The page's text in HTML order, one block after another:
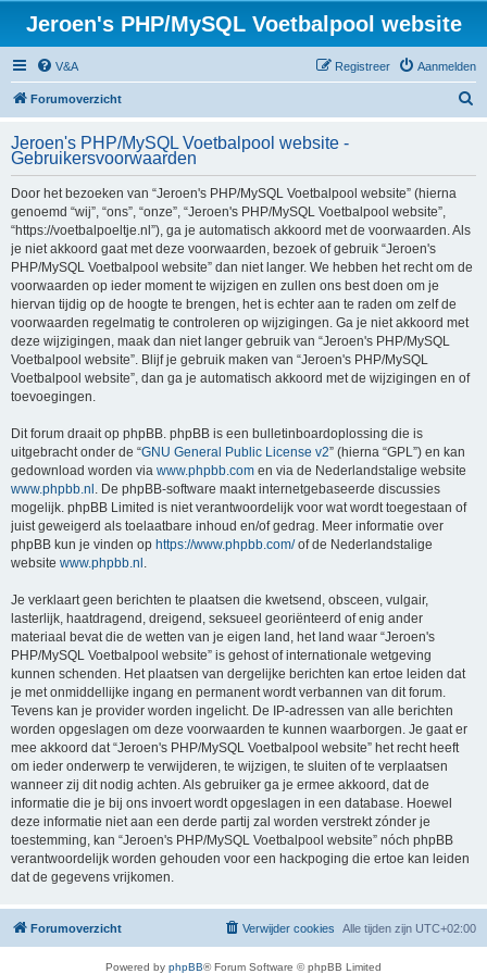
Jeroen's PHP/MySQL Voetbalpool website
V&A Aanmelden
Registreer
Forumoverzicht
k
Jeroen's PHP/MySQL Voetbalpool website -
Gebruikersvoorwaarden
Door het bezoeken van “Jeroen's PHP/MySQL Voetbalpool website” (hierna
genoemd “wij”, “ons”, “onze”, “Jeroen's PHP/MySQL Voetbalpool website”,
“https://voetbalpoeltje.nl”), ga je automatisch akkoord met de voorwaarden. Als
je niet akkoord gaat met deze voorwaarden, bezoek of gebruik “Jeroen's
PHP/MySQL Voetbalpool website” dan niet langer. We hebben het recht om de
voorwaarden op ieder moment te wijzigen en zullen ons best doen om je
hiervan tijdig op de hoogte te brengen, het is echter aan te raden om zelf de
voorwaarden regelmatig te controleren op wijzigingen. Ga je niet akkoord met
deze wijzigingen, maak dan niet langer gebruik van “Jeroen's PHP/MySQL
Voetbalpool website”. Blijf je gebruik maken van “Jeroen's PHP/MySQL
Voetbalpool website”, dan ga je automatisch akkoord met de wijzigingen en of
toevoegingen.
Dit forum draait op phpBB. phpBB is een bulletinboardoplossing die is
uitgebracht onder de “GNU General Public License v2” (hierna “GPL”) en kan
gedownload worden via www.phpbb.com en via de Nederlandstalige website
www.phpbb.nl . De phpBB-software maakt internetgebaseerde discussies
mogelijk. phpBB Limited is niet verantwoordelijk voor wat wordt toegestaan of
juist geweigerd als toelaatbare inhoud en/of gedrag. Meer informatie over
phpBB kun je vinden op https://www.phpbb.com/of de Nederlandstalige
website www.phpbb.nl .
Je verklaart geen berichten te plaatsen die kwetsend, obsceen, vulgair,
lasterlijk, haatdragend, dreigend, seksueel georiënteerd of enig ander
materiaal bevat die de wetten van je eigen land, het land waar “Jeroen's
PHP/MySQL Voetbalpool website” is gehost of internationale wetgeving
kunnen schenden. Het plaatsen van dergelijke berichten kan ertoe leiden dat
je met onmiddellijke ingang en permanent wordt verbannen van dit forum.
Tevens kan je provider worden ingelicht. De IP-adressen van alle berichten
worden opgeslagen om deze voorwaarden te kunnen waarborgen. Je gaat er
mee akkoord dat “Jeroen's PHP/MySQL Voetbalpool website” het recht heeft
om ieder onderwerp te verwijderen, te wijzigen, te sluiten of te verplaatsen
wanneer zij dit nodig achten. Als gebruiker ga je ermee akkoord, dat de
informatie die je bij ons invoert wordt opgeslagen in een database. Hoewel
deze informatie niet aan een derde partij zal worden verstrekt zónder je
toestemming, kan “Jeroen's PHP/MySQL Voetbalpool website” nóch phpBB
verantwoordelijk worden gehouden voor een hackpoging die ertoe kan leiden
dat de gegevens vrijkomen.
Forumoverzicht Alle tijden zijn UTC+02:00
Verwijder cookies
Powered by phpBB® Forum Software © phpBB Limited